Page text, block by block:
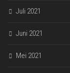
Juli 2021
Juni 2021
Mei 2021